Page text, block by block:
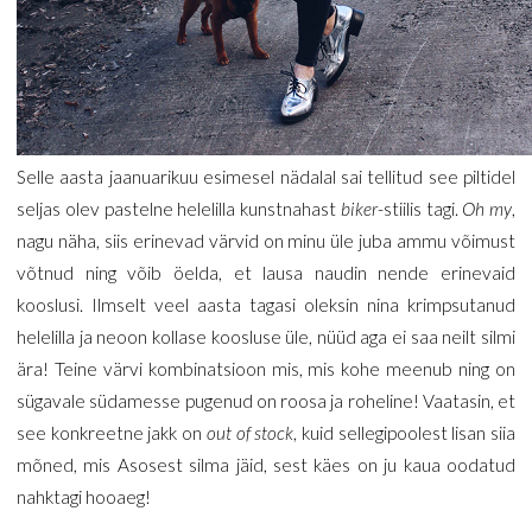
Selle aasta jaanuarikuu esimesel nädalal sai tellitud see piltidel
seljas olev pastelne helelilla kunstnahast biker-stiilis tagi. Oh my,
nagu näha, siis erinevad värvid on minu üle juba ammu võimust
võtnud ning võib öelda, et lausa naudin nende erinevaid
kooslusi. Ilmselt veel aasta tagasi oleksin nina krimpsutanud
helelilla ja neoon kollase koosluse üle, nüüd aga ei saa neilt silmi
ära! Teine värvi kombinatsioon mis, mis kohe meenub ning on
sügavale südamesse pugenud on roosa ja roheline! Vaatasin, et
see konkreetne jakk on out of stock, kuid sellegipoolest lisan siia
mõned, mis Asosest silma jäid, sest käes on ju kaua oodatud
nahktagi hooaeg!